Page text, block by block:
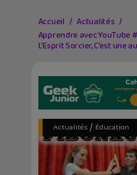
Accueil
Actualités
Apprendre avec YouTube
L’Esprit Sorcier, C’est une
Actualités/ Éducation